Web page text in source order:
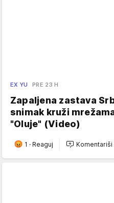
EX YU PRE 23 H
Zapaljena zastava
snimak kruži
"Oluje" (Video)
1 · Reaguj Komentariši